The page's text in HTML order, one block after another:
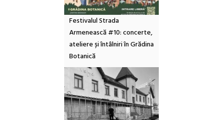
Festivalul Strada
Armenească #10: concerte,
ateliere și întâlniri în Grădina
Botanică